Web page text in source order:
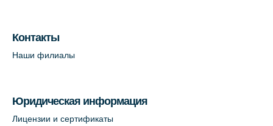
пр. В.О., д.5 (официальный партнёр)
Контакты
Наши филиалы
Юридическая информация
Лицензии и сертификаты